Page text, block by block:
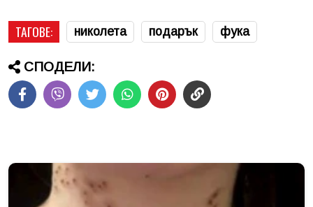
ТАГОВЕ: николета подарък фука
СПОДЕЛИ: